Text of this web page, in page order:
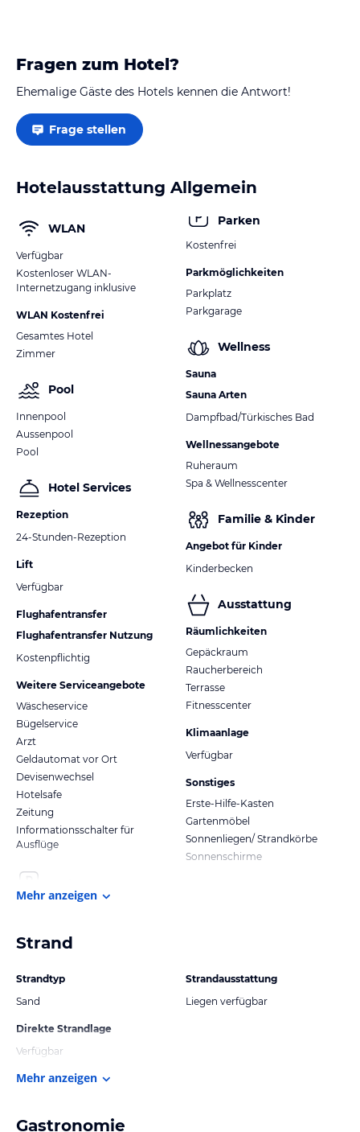
Fragen zum Hotel?
Ehemalige Gäste des Hotels kennen die Antwort!
Frage stellen
Hotelausstattung Allgemein
WLAN
Verfügbar
Kostenloser WLAN-
Internetzugang inklusive
WLAN Kostenfrei
Gesamtes Hotel
Zimmer
Pool
Innenpool
Aussenpool
Pool
Hotel Services
Rezeption
24-Stunden-Rezeption
Lift
Verfügbar
Flughafentransfer
Flughafentransfer Nutzung
Kostenpflichtig
Weitere Serviceangebote
Wäscheservice
Bügelservice
Arzt
Geldautomat vor Ort
Devisenwechsel
Hotelsafe
Zeitung
Informationsschalter für
Ausflüge
Parken
Kostenfrei
Parkmöglichkeiten
Parkplatz
Parkgarage
Wellness
Sauna
Sauna Arten
Dampfbad/Türkisches Bad
Wellnessangebote
Ruheraum
Spa & Wellnesscenter
Familie & Kinder
Angebot für Kinder
Kinderbecken
Ausstattung
Räumlichkeiten
Gepäckraum
Raucherbereich
Terrasse
Fitnesscenter
Klimaanlage
Verfügbar
Sonstiges
Erste-Hilfe-Kasten
Gartenmöbel
Sonnenliegen/ Strandkörbe
Sonnenschirme
Mehr anzeigen
Strand
Strandtyp
Sand
Direkte Strandlage
Verfügbar
Strandausstattung
Liegen verfügbar
Mehr anzeigen
Gastronomie